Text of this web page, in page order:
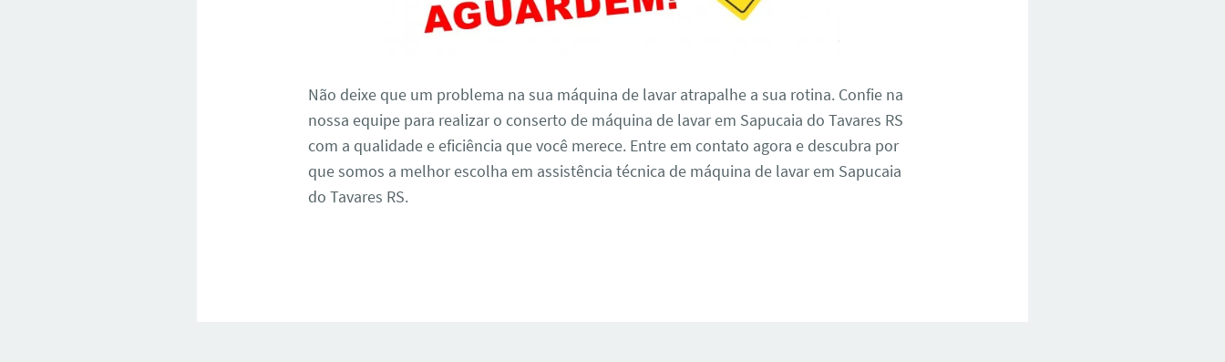
Não deixe que um problema na sua máquina de lavar atrapalhe a sua rotina. Confie na
nossa equipe para realizar o conserto de máquina de lavar em Sapucaia do Tavares RS
com a qualidade e eficiência que você merece. Entre em contato agora e descubra por
que somos a melhor escolha em assistência técnica de máquina de lavar em Sapucaia
do Tavares RS.